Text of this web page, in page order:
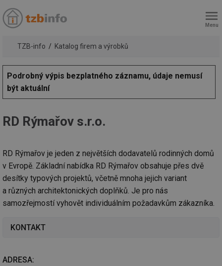
Menu
TZB-info Katalog firem a výrobků
Podrobný výpis bezplatného záznamu, údaje nemusí
být aktuální
RD Rýmařov s.r.o.
RD Rýmařov je jeden z největších dodavatelů rodinných domů
v Evropě. Základní nabídka RD Rýmařov obsahuje přes dvě
desítky typových projektů, včetně mnoha jejich variant
a různých architektonických doplňků. Je pro nás
samozřejmostí vyhovět individuálním požadavkům zákazníka.
KONTAKT
ADRESA: